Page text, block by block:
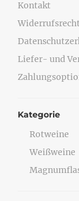
Kontakt
Widerrufsrecht
Liefer- und
Kategorie
Rotweine
Weißweine